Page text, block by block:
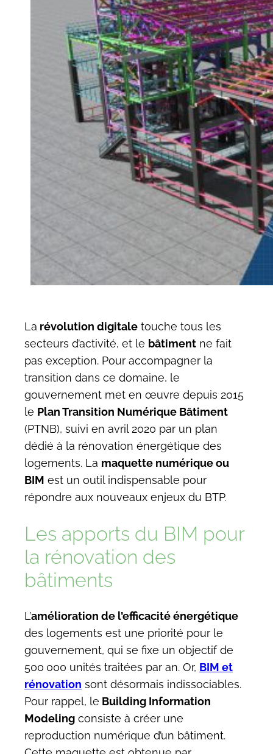
La révolution digitale touche tous les
secteurs d’activité, et le bâtiment ne fait
pas exception. Pour accompagner la
transition dans ce domaine, le
gouvernement met en œuvre depuis 2015
le Plan Transition Numérique Bâtiment
(PTNB), suivi en avril 2020 par un plan
dédié à la rénovation énergétique des
logements. La maquette numérique ou
BIM est un outil indispensable pour
répondre aux nouveaux enjeux du BTP.
Les apports du BIM pour
la rénovation des
bâtiments
L’amélioration de l’efficacité énergétique
des logements est une priorité pour le
gouvernement, qui se fixe un objectif de
500 000 unités traitées par an. Or, BIM et
rénovation sont désormais indissociables.
Pour rappel, le Building Information
Modeling consiste à créer une
reproduction numérique d’un bâtiment.